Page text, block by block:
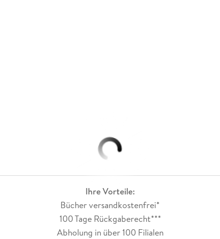
Ihre Vorteile:
Bücher versandkostenfrei*
100 Tage Rückgaberecht***
Abholung in über 100 Filialen